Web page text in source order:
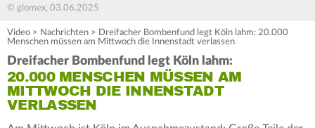
© glomex, 03.06.2025
Video > Nachrichten > Dreifacher Bombenfund legt Köln lahm: 20.000
Menschen müssen am Mittwoch die Innenstadt verlassen
Dreifacher Bombenfund legt Köln lahm:
20.000 MENSCHEN MÜSSEN AM
MITTWOCH DIE INNENSTADT
VERLASSEN